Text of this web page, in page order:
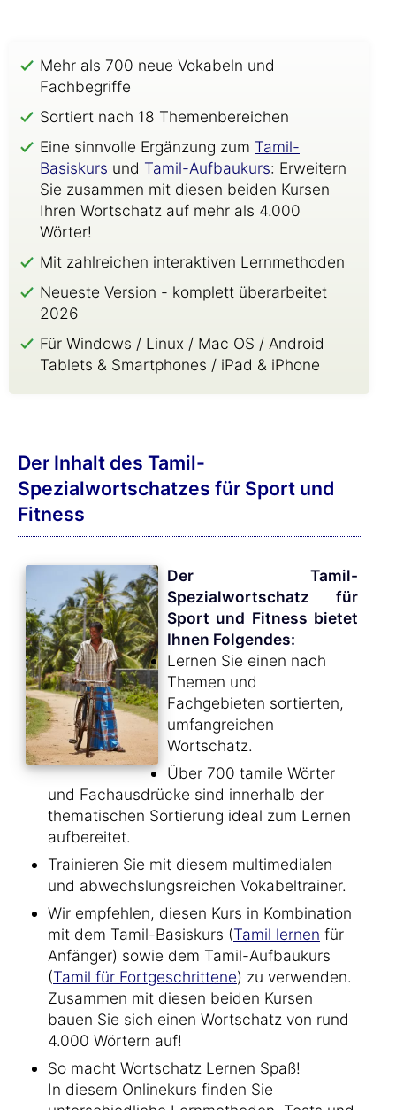
Mehr als 700 neue Vokabeln und
Fachbegriffe
Sortiert nach 18 Themenbereichen
Eine sinnvolle Ergänzung zum Tamil-
Basiskurs und Tamil-Aufbaukurs: Erweitern
Sie zusammen mit diesen beiden Kursen
Ihren Wortschatz auf mehr als 4.000
Wörter!
Mit zahlreichen interaktiven Lernmethoden
Neueste Version - komplett überarbeitet
2026
Für Windows / Linux / Mac OS / Android
Tablets & Smartphones / iPad & iPhone
Der Inhalt des Tamil-
Spezialwortschatzes für Sport und
Fitness
Der Tamil-
Spezialwortschatz für
Sport und Fitness bietet
Ihnen Folgendes:
Lernen Sie einen nach
Themen und
Fachgebieten sortierten,
umfangreichen
Wortschatz.
Über 700 tamile Wörter
und Fachausdrücke sind innerhalb der
thematischen Sortierung ideal zum Lernen
aufbereitet.
Trainieren Sie mit diesem multimedialen
und abwechslungsreichen Vokabeltrainer.
Wir empfehlen, diesen Kurs in Kombination
mit dem Tamil-Basiskurs (Tamil lernen für
Anfänger) sowie dem Tamil-Aufbaukurs
(Tamil für Fortgeschrittene) zu verwenden.
Zusammen mit diesen beiden Kursen
bauen Sie sich einen Wortschatz von rund
4.000 Wörtern auf!
So macht Wortschatz Lernen Spaß!
In diesem Onlinekurs finden Sie